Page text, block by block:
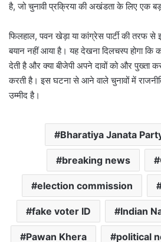
है, जो चुनावी प्रक्रिया की अखंडता के लिए एक
फिलहाल, पवन खेड़ा या कांग्रेस पार्टी की तरफ
बयान नहीं आया है। यह देखना दिलचस्प होगा
देती है और क्या बीजेपी अपने दावों को और
करती है। इस घटना से आने वाले चुनावों में
उम्मीद है।
Bharatiya Janata
breaking news
election commission
fake voter ID Indian
Pawan Khera political